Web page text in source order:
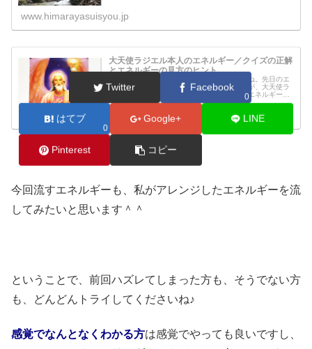
www.himarayasuisyou.jp
大天使ラジエル本人のエネルギー／クイズの正解
とエネルギーの見方のヒント
大天使ラジエル。とても有名な大天使ですよね。先日のエ
ネルギー当てクイズのページに流れていたのが、大天使ラ
ジエルのエネルギーです。大天使ラジエルのエネルギーと
はいったいどのようなエネルギーなのでしょうか？このペ
www.himarayasuisyou.jp
今回流すエネルギーも、私がアレンジしたエネルギーを流
してみたいと思います＾＾
ということで、前回ハズレてしまった方も、そうでない方
も、どんどんトライしてくださいね♪
感覚でなんとなくわかる方は感覚でやっても良いですし、
Twitter Facebook
0
はてブ
0
Google+ LINE
Pinterest コピー